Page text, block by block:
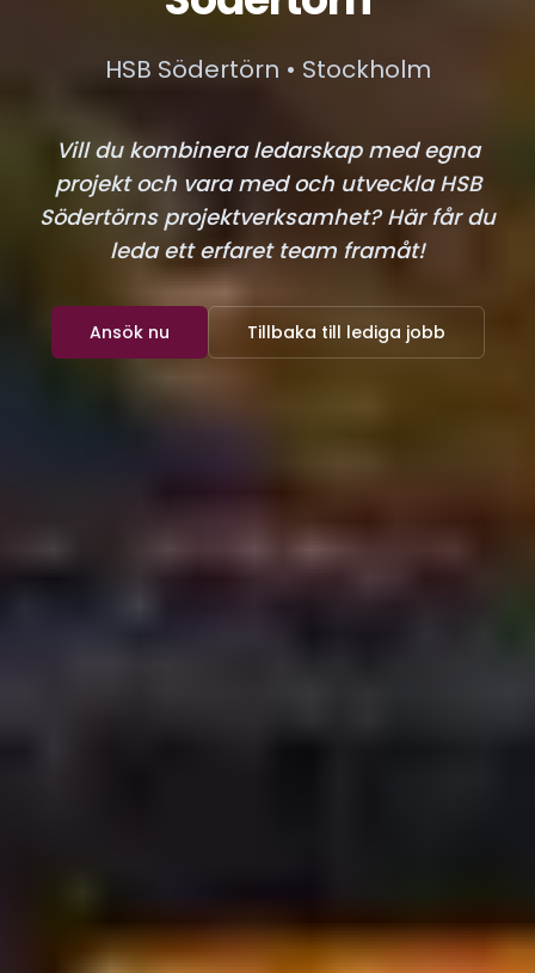
HSB Södertörn • Stockholm
Vill du kombinera ledarskap med egna
projekt och vara med och utveckla HSB
Södertörns projektverksamhet? Här får du
leda ett erfaret team framåt!
Ansök nu Tillbaka till lediga jobb